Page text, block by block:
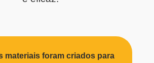
materiais foram criados para